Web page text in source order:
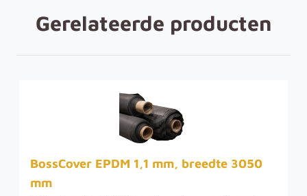
Gerelateerde producten
BossCover EPDM 1,1 mm, breedte 3050
mm